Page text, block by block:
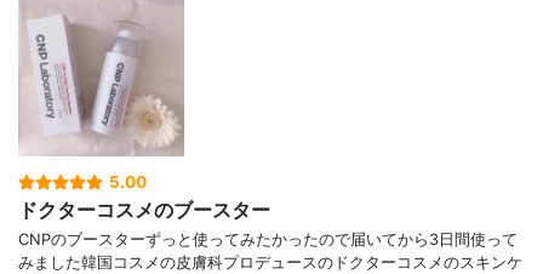
5.00
ドクターコスメのブースター
CNPのブースター ずっと使ってみたかったので 届いてから3日間使って
みました 韓国コスメの皮膚科プロデュース のドクターコスメのスキンケ